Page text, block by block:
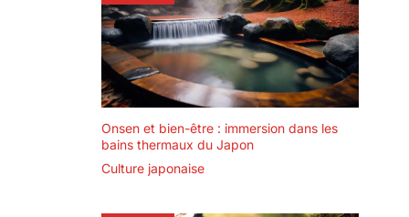
Onsen et bien-être : immersion dans les
bains thermaux du Japon
Culture japonaise